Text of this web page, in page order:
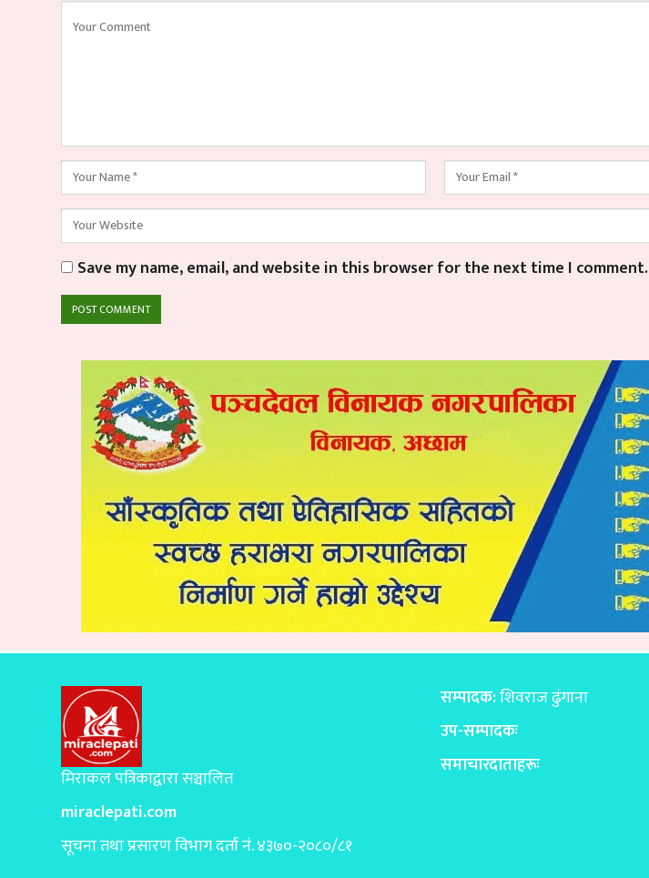
Save my name, email, and website in this browser for the next time I comment.
मिराकल पत्रिकाद्वारा सञ्चालित
miraclepati.com
सूचना तथा प्रसारण विभाग दर्ता नं. ४३७०-२०८०/८१
सम्पादक:शिवराज ढुंगाना
उप-सम्पादकः
समाचारदाताहरूः